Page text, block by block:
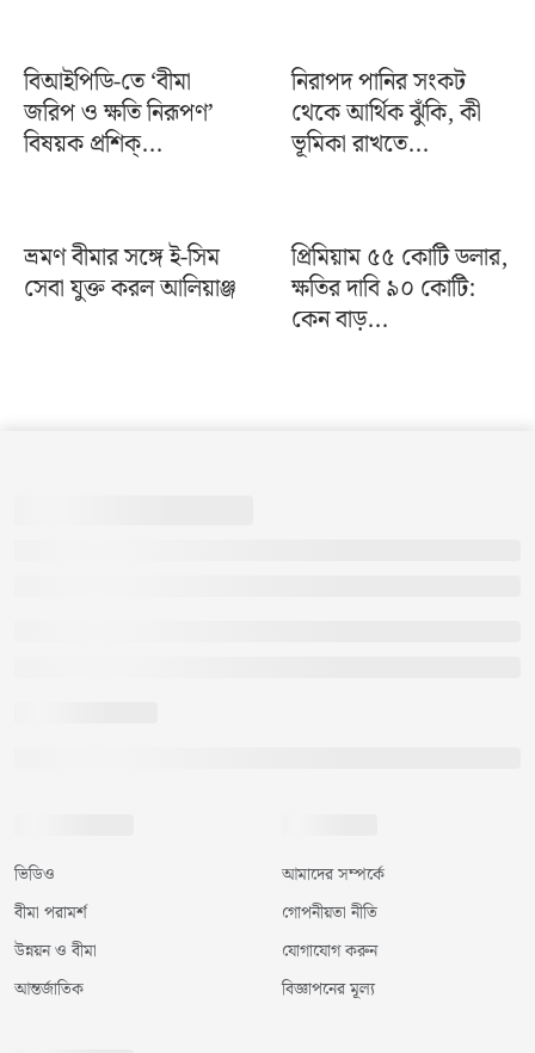
বিআইপিডি-তে ‘বীমা
জরিপ ও ক্ষতি নিরূপণ’
বিষয়ক প্রশিক্...
নিরাপদ পানির সংকট
থেকে আর্থিক ঝুঁকি, কী
ভূমিকা রাখতে...
ভ্রমণ বীমার সঙ্গে ই-সিম
সেবা যুক্ত করল আলিয়াঞ্জ
প্রিমিয়াম ৫৫ কোটি ডলার,
ক্ষতির দাবি ৯০ কোটি:
কেন বাড়...
ভিডিও
বীমা পরামর্শ
উন্নয়ন ও বীমা
আন্তর্জাতিক
আমাদের সম্পর্কে
গোপনীয়তা নীতি
যোগাযোগ করুন
বিজ্ঞাপনের মূল্য